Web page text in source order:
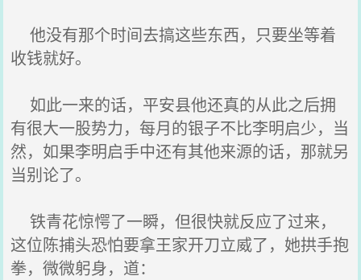
他没有那个时间去搞这些东西，只要坐等着
收钱就好。
如此一来的话，平安县他还真的从此之后拥
有很大一股势力，每月的银子不比李明启少，当
然，如果李明启手中还有其他来源的话，那就另
当别论了。
铁青花惊愕了一瞬，但很快就反应了过来，
这位陈捕头恐怕要拿王家开刀立威了，她拱手抱
拳，微微躬身，道：